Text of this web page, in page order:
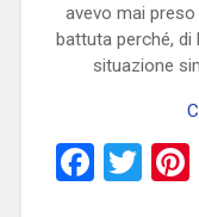
avevo mai
battuta perché, di
situazione